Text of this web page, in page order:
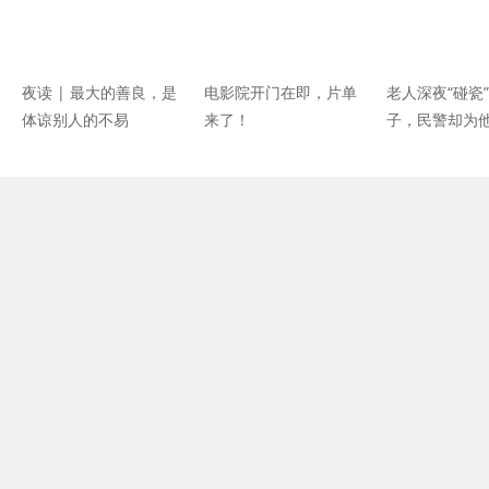
夜读 | 最大的善良，是
体谅别人的不易
电影院开门在即，片单
来了！
老人深夜“碰瓷
子，民警却为